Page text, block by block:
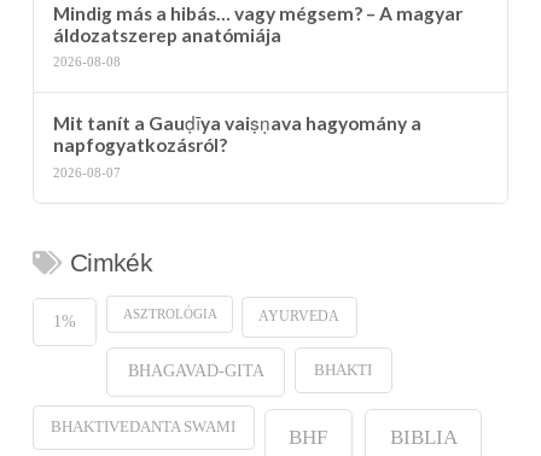
Mindig más a hibás… vagy mégsem? – A magyar
áldozatszerep anatómiája
2026-08-08
Mit tanít a Gauḍīya vaiṣṇava hagyomány a
napfogyatkozásról?
2026-08-07
Cimkék
1% ASZTROLÓGIA AYURVEDA
BHAGAVAD-GITA BHAKTI
BHAKTIVEDANTA SWAMI BHF BIBLIA